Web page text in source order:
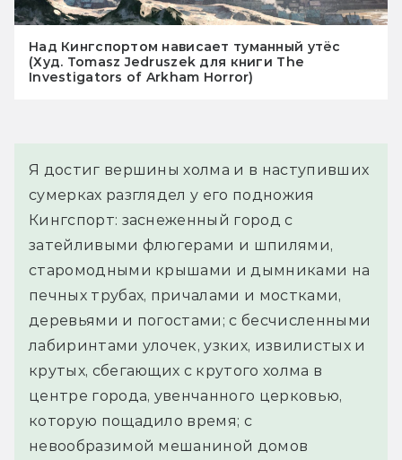
Над Кингспортом нависает туманный утёс
(Худ. Tomasz Jedruszek для книги The
Investigators of Arkham Horror)
Я достиг вершины холма и в наступивших
сумерках разглядел у его подножия
Кингспорт: заснеженный город с
затейливыми флюгерами и шпилями,
старомодными крышами и дымниками на
печных трубах, причалами и мостками,
деревьями и погостами; с бесчисленными
лабиринтами улочек, узких, извилистых и
крутых, сбегающих с крутого холма в
центре города, увенчанного церковью,
которую пощадило время; с
невообразимой мешаниной домов